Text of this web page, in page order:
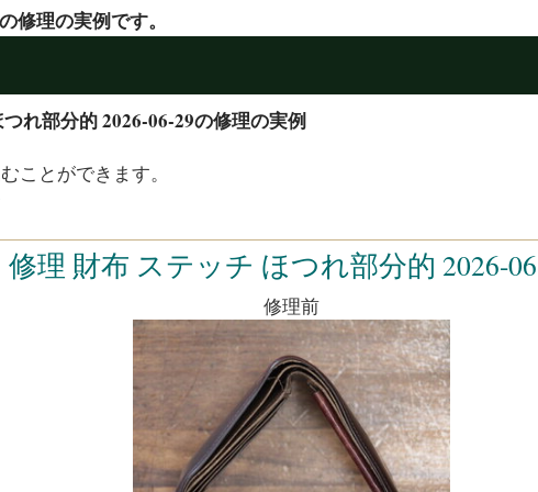
修理の実例です。
れ部分的 2026-06-29の修理の実例
ことができます。
修理 財布 ステッチ ほつれ部分的 2026-
修理前